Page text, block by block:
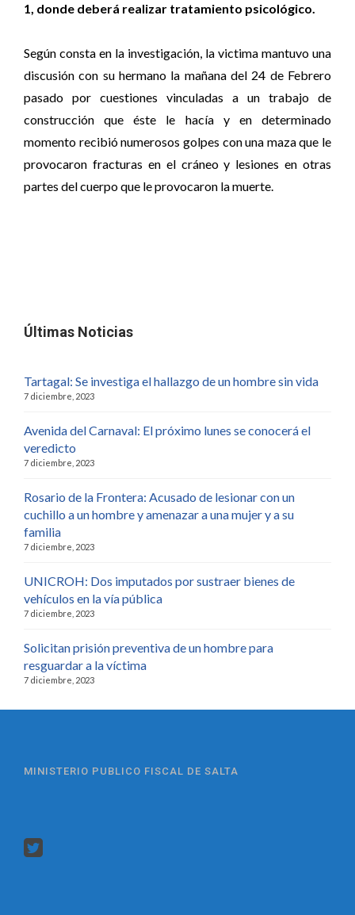
1, donde deberá realizar tratamiento psicológico.
Según consta en la investigación, la victima mantuvo una
discusión con su hermano la mañana del 24 de Febrero
pasado por cuestiones vinculadas a un trabajo de
construcción que éste le hacía y en determinado
momento recibió numerosos golpes con una maza que le
provocaron fracturas en el cráneo y lesiones en otras
partes del cuerpo que le provocaron la muerte.
Últimas Noticias
Tartagal: Se investiga el hallazgo de un hombre sin vida
7 diciembre, 2023
Avenida del Carnaval: El próximo lunes se conocerá el
veredicto
7 diciembre, 2023
Rosario de la Frontera: Acusado de lesionar con un
cuchillo a un hombre y amenazar a una mujer y a su
familia
7 diciembre, 2023
UNICROH: Dos imputados por sustraer bienes de
vehículos en la vía pública
7 diciembre, 2023
Solicitan prisión preventiva de un hombre para
resguardar a la víctima
7 diciembre, 2023
MINISTERIO PUBLICO FISCAL DE SALTA